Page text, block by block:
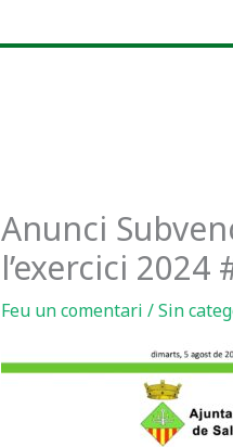
Anunci
l’exercici
Feu un comentari /Sin